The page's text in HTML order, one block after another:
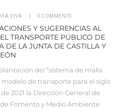
VIVA 0 COMMENTS
Y SUGERENCIAS AL
TRANSPORTE PÚBLICO DE
DE LA JUNTA DE CASTILLA Y
del “sistema de malla
modelo de transporte para el siglo
2021 la Dirección General de
Fomento y Medio Ambiente